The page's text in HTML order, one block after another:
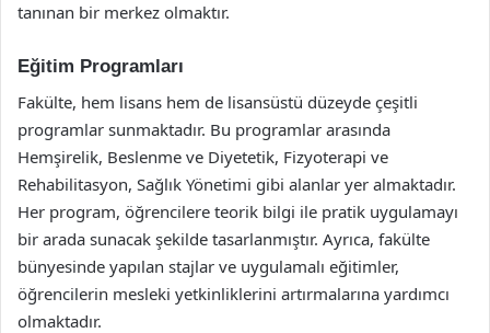
tanınan bir merkez olmaktır.
Eğitim Programları
Fakülte, hem lisans hem de lisansüstü düzeyde çeşitli
programlar sunmaktadır. Bu programlar arasında
Hemşirelik, Beslenme ve Diyetetik, Fizyoterapi ve
Rehabilitasyon, Sağlık Yönetimi gibi alanlar yer almaktadır.
Her program, öğrencilere teorik bilgi ile pratik uygulamayı
bir arada sunacak şekilde tasarlanmıştır. Ayrıca, fakülte
bünyesinde yapılan stajlar ve uygulamalı eğitimler,
öğrencilerin mesleki yetkinliklerini artırmalarına yardımcı
olmaktadır.